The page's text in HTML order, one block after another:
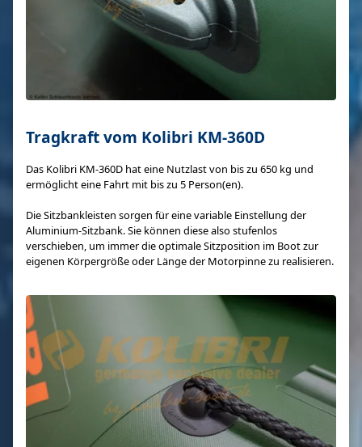
Tragkraft vom Kolibri KM-360D
Das Kolibri KM-360D hat eine Nutzlast von bis zu 650 kg und
ermöglicht eine Fahrt mit bis zu 5 Person(en).
Die Sitzbankleisten sorgen für eine variable Einstellung der
Aluminium-Sitzbank. Sie können diese also stufenlos
verschieben, um immer die optimale Sitzposition im Boot zur
eigenen Körpergröße oder Länge der Motorpinne zu realisieren.